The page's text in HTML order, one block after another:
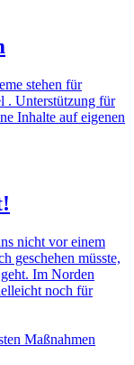
stehen für
. Unterstützung für
Inhalte auf eigenen
nicht vor einem
geschehen müsste,
Im Norden
noch für